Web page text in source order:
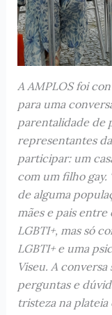
A AMPLOS foi
para uma
parentalidade de
representantes
participar: um
com um filho gay.
de alguma
mães e pais entre
LGBTI+, mas só
LGBTI+ e uma
Viseu. A
perguntas e
tristeza na plateia